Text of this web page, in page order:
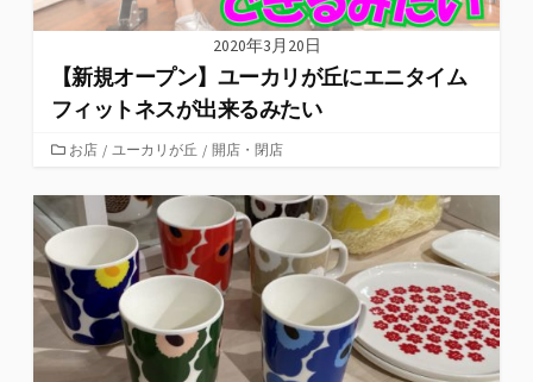
2020年3月20日
【新規オープン】ユーカリが丘にエニタイム
フィットネスが出来るみたい
カ
ゴ
リ
お店 / ユーカリが丘 / 開店・閉店